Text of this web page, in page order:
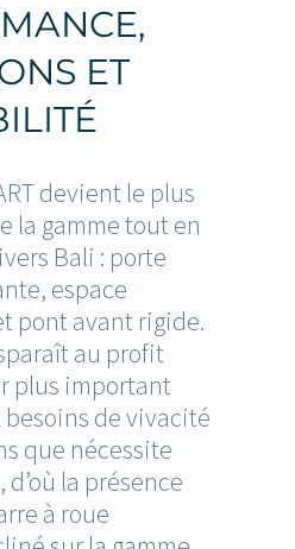
ET
devient le plus
la gamme tout en
Bali : porte
espace
pont avant rigide.
au profit
plus important
de vivacité
que nécessite
la présence
à roue